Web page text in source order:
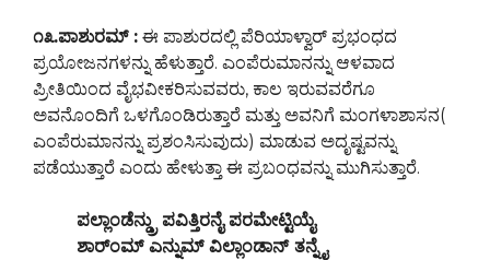
೧೩.ಪಾಶುರಮ್ : ಈ ಪಾಶುರದಲ್ಲಿ ಪೆರಿಯಾಳ್ವಾರ್ ಪ್ರಭಂಧದ
ಪ್ರಯೋಜನಗಳನ್ನು ಹೆಳುತ್ತಾರೆ. ಎಂಪೆರುಮಾನನ್ನು ಆಳವಾದ
ಪ್ರೀತಿಯಿಂದ ವೈಭವೀಕರಿಸುವವರು, ಕಾಲ ಇರುವವರೆಗೂ
ಅವನೊಂದಿಗೆ ಒಳಗೊಂಡಿರುತ್ತಾರೆ ಮತ್ತು ಅವನಿಗೆ ಮಂಗಳಾಶಾಸನ(
ಎಂಪೆರುಮಾನನ್ನು ಪ್ರಶಂಸಿಸುವುದು) ಮಾಡುವ ಅದೃಷ್ಟವನ್ನು
ಪಡೆಯುತ್ತಾರೆ ಎಂದು ಹೇಳುತ್ತಾ ಈ ಪ್ರಬಂಧವನ್ನು ಮುಗಿಸುತ್ತಾರೆ.
ಪಲ್ಲಾಂಡೆನ್ಡ್ರು ಪವಿತ್ತಿರನೈ ಪರಮೇಟ್ಟಿಯೈ
ಶಾರ್ಂಮ್ ಎನ್ನುಮ್ ವಿಲ್ಲಾಂಡಾನ್ ತನ್ನೈ